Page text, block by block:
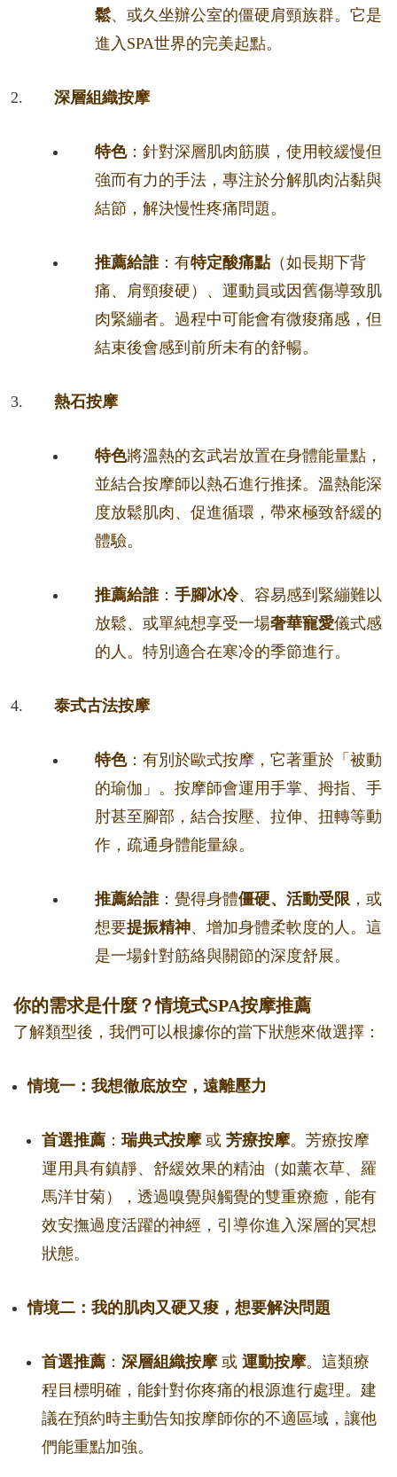
鬆、或久坐辦公室的僵硬肩頸族群。它是
進入SPA世界的完美起點。
深層組織按摩
特色：針對深層肌肉筋膜，使用較緩慢但
強而有力的手法，專注於分解肌肉沾黏與
結節，解決慢性疼痛問題。
推薦給誰：有特定酸痛點（如長期下背
痛、肩頸痠硬）、運動員或因舊傷導致肌
肉緊繃者。過程中可能會有微痠痛感，但
結束後會感到前所未有的舒暢。
熱石按摩
特色將溫熱的玄武岩放置在身體能量點，
並結合按摩師以熱石進行推揉。溫熱能深
度放鬆肌肉、促進循環，帶來極致舒緩的
體驗。
推薦給誰： 手腳冰冷、容易感到緊繃難以
放鬆、或單純想享受一場奢華寵愛儀式感
的人。特別適合在寒冷的季節進行。
泰式古法按摩
特色：有別於歐式按摩，它著重於「被動
的瑜伽」。按摩師會運用手掌、拇指、手
肘甚至腳部，結合按壓、拉伸、扭轉等動
作，疏通身體能量線。
推薦給誰：覺得身體僵硬、活動受限 ，或
想要提振精神、增加身體柔軟度的人。這
是一場針對筋絡與關節的深度舒展。
你的需求是什麼？情境式SPA按摩推薦
了解類型後，我們可以根據你的當下狀態來做選擇：
情境一：我想徹底放空，遠離壓力
首選推薦 ： 瑞典式按摩或 芳療按摩。芳療按摩
運用具有鎮靜、舒緩效果的精油（如薰衣草、羅
馬洋甘菊），透過嗅覺與觸覺的雙重療癒，能有
效安撫過度活躍的神經，引導你進入深層的冥想
狀態。
情境二：我的肌肉又硬又痠，想要解決問題
首選推薦 ： 深層組織按摩或 運動按摩。這類療
程目標明確，能針對你疼痛的根源進行處理。建
議在預約時主動告知按摩師你的不適區域，讓他
們能重點加強。